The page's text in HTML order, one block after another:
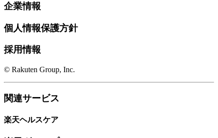
企業情報
個人情報保護方針
採用情報
© Rakuten Group, Inc.
関連サービス
楽天ヘルスケア